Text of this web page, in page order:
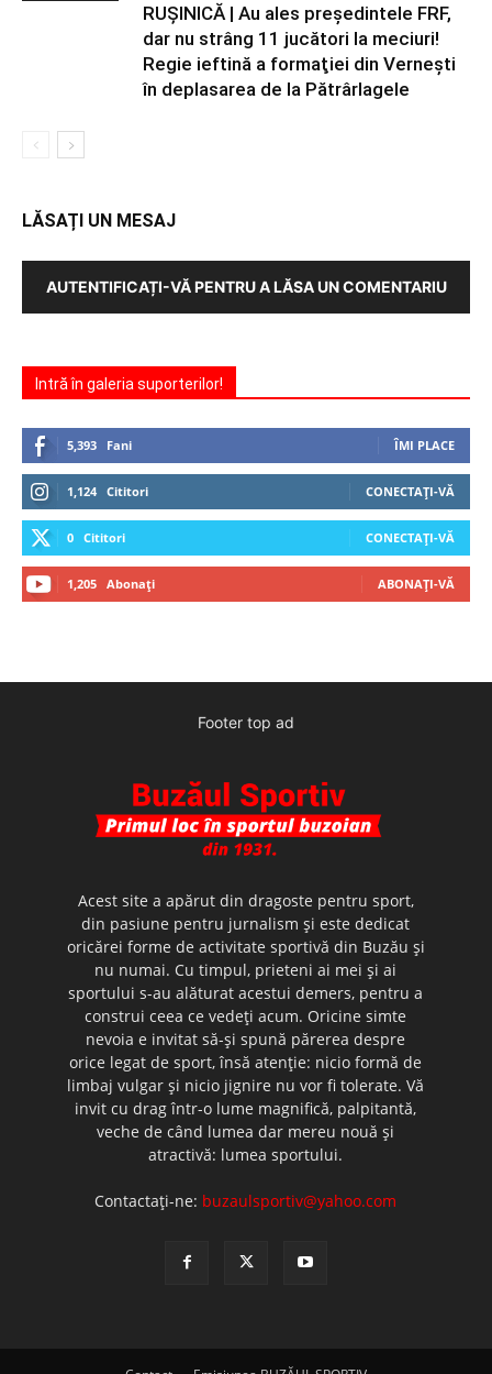
RUŞINICĂ | Au ales preşedintele FRF,
dar nu strâng 11 jucători la meciuri!
Regie ieftină a formaţiei din Verneşti
în deplasarea de la Pătrârlagele
LĂSAȚI UN MESAJ
AUTENTIFICAȚI-VĂ PENTRU A LĂSA UN COMENTARIU
Intră în galeria suporterilor!
5,393 Fani ÎMI PLACE
1,124 Cititori CONECTAȚI-VĂ
0 Cititori CONECTAȚI-VĂ
1,205 Abonați ABONAȚI-VĂ
Footer top ad
Acest site a apărut din dragoste pentru sport,
din pasiune pentru jurnalism şi este dedicat
oricărei forme de activitate sportivă din Buzău şi
nu numai. Cu timpul, prieteni ai mei şi ai
sportului s-au alăturat acestui demers, pentru a
construi ceea ce vedeţi acum. Oricine simte
nevoia e invitat să-şi spună părerea despre
orice legat de sport, însă atenţie: nicio formă de
limbaj vulgar şi nicio jignire nu vor fi tolerate. Vă
invit cu drag într-o lume magnifică, palpitantă,
veche de când lumea dar mereu nouă şi
atractivă: lumea sportului.
Contactați-ne: buzaulsportiv@yahoo.com